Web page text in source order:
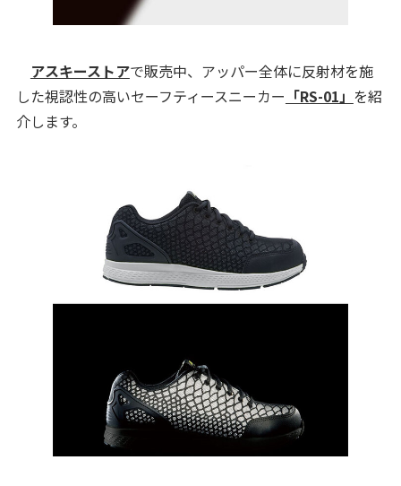
アスキーストアで販売中、アッパー全体に反射材を施
した視認性の高いセーフティースニーカー 「RS-01」 を紹
介します。